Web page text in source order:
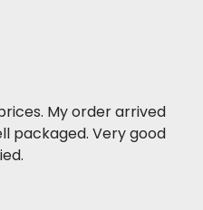
My order arrived
packaged. Very good